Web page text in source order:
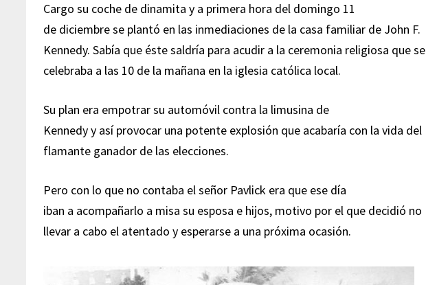
Cargo su coche de dinamita y a primera hora del domingo 11
de diciembre se plantó en las inmediaciones de la casa familiar de John F.
Kennedy. Sabía que éste saldría para acudir a la ceremonia religiosa que se
celebraba a las 10 de la mañana en la iglesia católica local.
Su plan era empotrar su automóvil contra la limusina de
Kennedy y así provocar una potente explosión que acabaría con la vida del
flamante ganador de las elecciones.
Pero con lo que no contaba el señor Pavlick era que ese día
iban a acompañarlo a misa su esposa e hijos, motivo por el que decidió no
llevar a cabo el atentado y esperarse a una próxima ocasión.